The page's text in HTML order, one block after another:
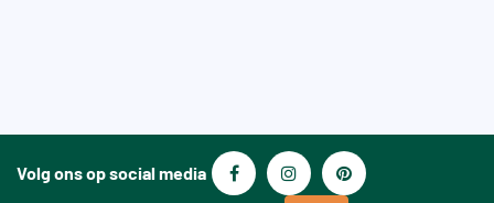
Volg ons op social media